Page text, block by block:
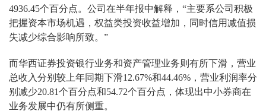
4936.45个百分点。公司在半年报中解释，“主要系公司积极
把握资本市场机遇，权益类投资收益增加，同时信用减值损
失减少综合影响所致。”
而华西证券投资银行业务和资产管理业务则有所下滑，营业
总收入分别较上年同期下滑12.67%和44.46%，营业利润率分
别减少20.81个百分点和54.72个百分点，体现出中小券商在
业务发展中仍有所侧重。